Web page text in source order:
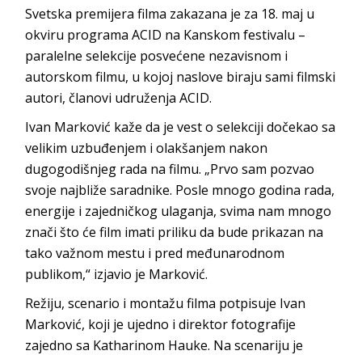
Svetska premijera filma zakazana je za 18. maj u
okviru programa ACID na Kanskom festivalu –
paralelne selekcije posvećene nezavisnom i
autorskom filmu, u kojoj naslove biraju sami filmski
autori, članovi udruženja ACID.
Ivan Marković kaže da je vest o selekciji dočekao sa
velikim uzbuđenjem i olakšanjem nakon
dugogodišnjeg rada na filmu. „Prvo sam pozvao
svoje najbliže saradnike. Posle mnogo godina rada,
energije i zajedničkog ulaganja, svima nam mnogo
znači što će film imati priliku da bude prikazan na
tako važnom mestu i pred međunarodnom
publikom,“ izjavio je Marković.
Režiju, scenario i montažu filma potpisuje Ivan
Marković, koji je ujedno i direktor fotografije
zajedno sa Katharinom Hauke. Na scenariju je